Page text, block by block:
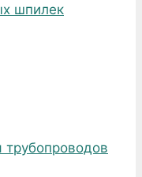
шпилек